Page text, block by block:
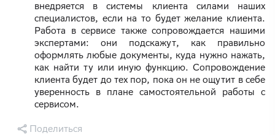
внедряется в системы клиента силами наших
специалистов, если на то будет желание клиента.
Работа в сервисе также сопровождается нашими
экспертами: они подскажут, как правильно
оформлять любые документы, куда нужно нажать,
как найти ту или иную функцию. Сопровождение
клиента будет до тех пор, пока он не ощутит в себе
уверенность в плане самостоятельной работы с
сервисом.
Поделиться